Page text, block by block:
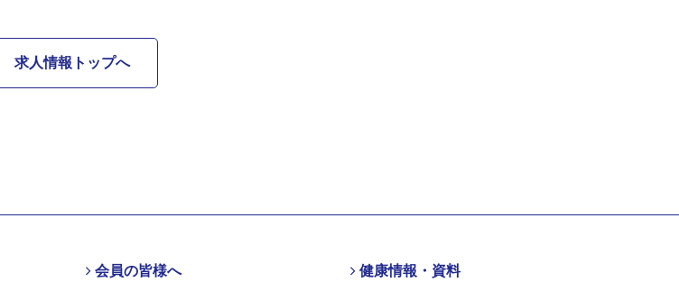
求人情報トップへ
会員の皆様へ 健康情報・資料